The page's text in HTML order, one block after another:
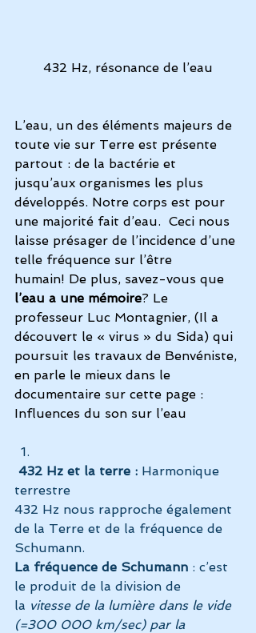
432 Hz, résonance de l’eau
L’eau, un des éléments majeurs de
toute vie sur Terre est présente
partout : de la bactérie et
jusqu’aux organismes les plus
développés. Notre corps est pour
une majorité fait d’eau.  Ceci nous
laisse présager de l’incidence d’une
telle fréquence sur l’être
humain! De plus, savez-vous que
l’eau a une mémoire? Le
professeur Luc Montagnier, (Il a
découvert le « virus » du Sida) qui
poursuit les travaux de Benvéniste,
en parle le mieux dans le
documentaire sur cette page :
Influences du son sur l’eau
432 Hz et la terre : Harmonique
terrestre
432 Hz nous rapproche également
de la Terre et de la fréquence de
Schumann.
La fréquence de Schumann : c’est
le produit de la division de
la vitesse de la lumière dans le vide
(=300 000 km/sec) par la